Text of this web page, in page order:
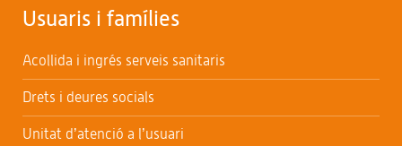
Usuaris i famílies
Acollida i ingrés serveis sanitaris
Drets i deures socials
Unitat d’atenció a l’usuari